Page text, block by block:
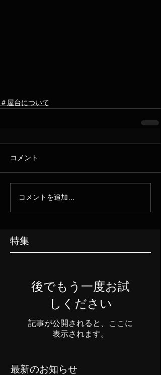
＃屋台について
コメント
コメントを追加…
特集
後でもう一度お試
しください
記事が公開されると、ここに
表示されます。
最新のお知らせ